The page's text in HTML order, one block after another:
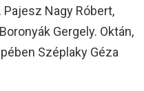
Pajesz Nagy Róbert,
Gergely. Oktán,
Széplaky Géza